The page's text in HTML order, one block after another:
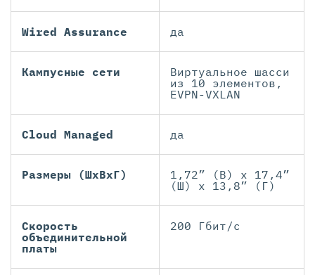
Wired Assurance да
Кампусные сети
Виртуальное шасси
из 10 элементов,
EVPN-VXLAN
Cloud Managed да
Размеры (ШхВхГ)
1,72” (В) x 17,4”
(Ш) x 13,8” (Г)
Скорость
объединительной
платы
200 Гбит/с